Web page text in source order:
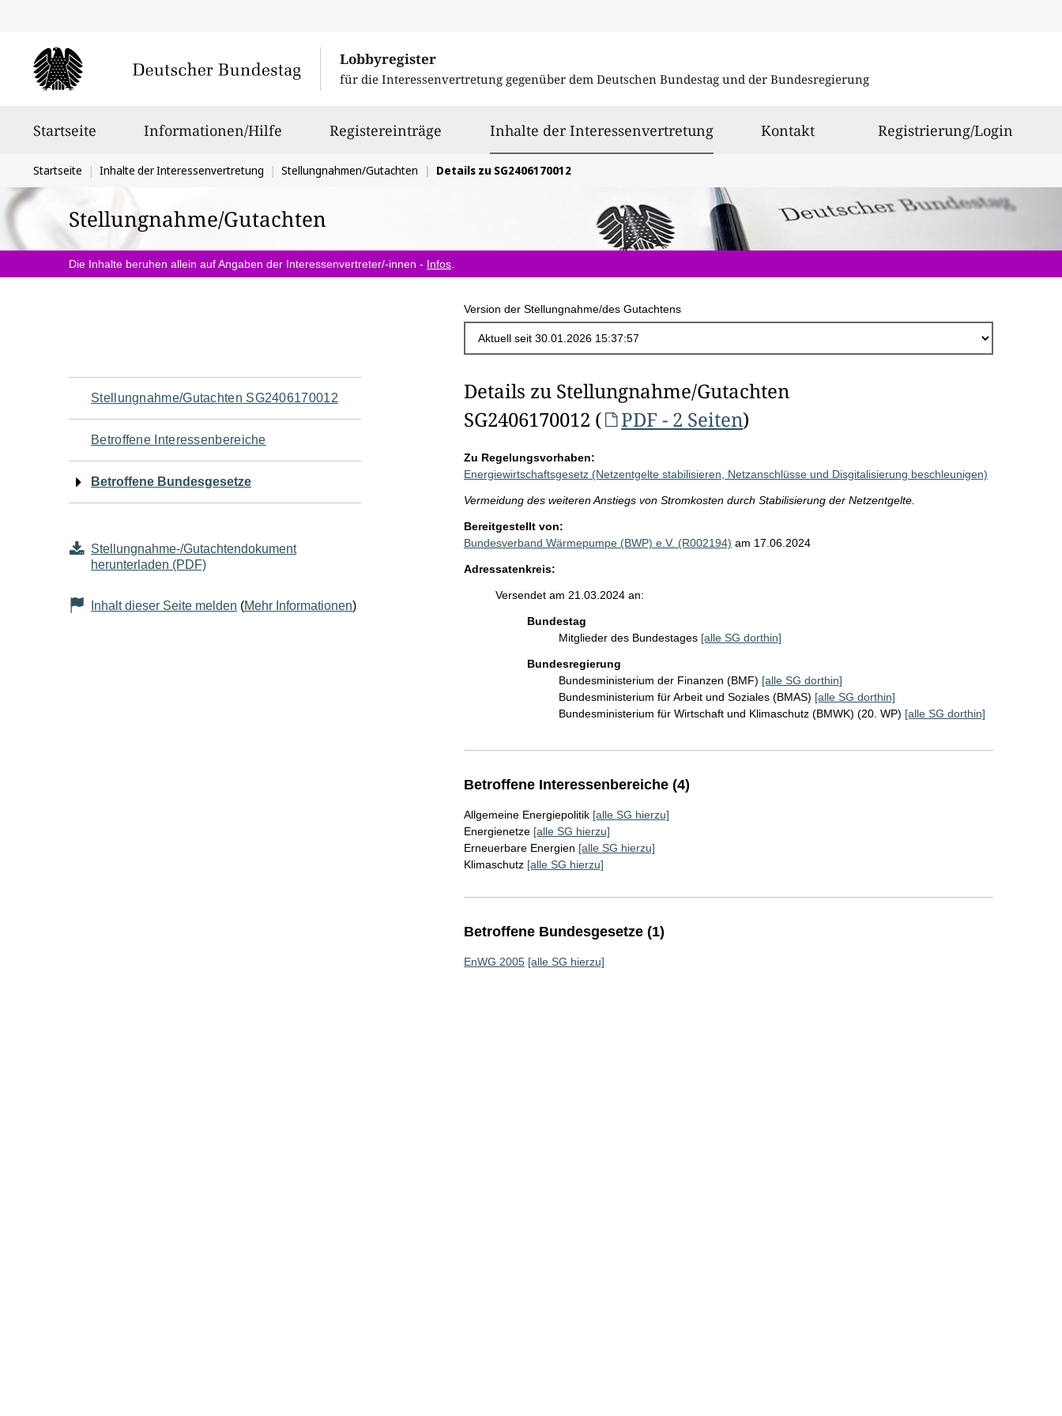
Lobbyregister
für die Interessenvertretung gegenüber dem Deutschen Bundestag und der Bundesregierung
Startseite Informationen/Hilfe Registereinträge Inhalte der Interessenvertretungausgewählt
Kontakt Registrierung/Login
Sie
befinden
sich
hier:
Startseite Inhalte der Interessenvertretung Stellungnahmen/Gutachten Details zu SG2406170012
Stellungnahme/Gutachten
Die Inhalte beruhen allein auf Angaben der Interessenvertreter/-innen - Infos
Version der Stellungnahme/des Gutachtens
Navigation
für
den
Seiteninhalt
Stellungnahme/Gutachten SG2406170012
Betroffene Interessenbereiche
Betroffene Bundesgesetze
Stellungnahme-/Gutachtendokument
herunterladen (PDF)
Inhalt dieser Seite melden (Mehr Informationen)
Details zu Stellungnahme/Gutachten
SG2406170012 (
PDF - 2 Seiten)
Zu Regelungsvorhaben:
Energiewirtschaftsgesetz (Netzentgelte stabilisieren, Netzanschlüsse und Disgitalisierung beschleunigen)
Vermeidung des weiteren Anstiegs von Stromkosten durch Stabilisierung der Netzentgelte.
Bereitgestellt von:
Bundesverband Wärmepumpe (BWP) e.V. (R002194) am 17.06.2024
Adressatenkreis:
Versendet am 21.03.2024 an:
Bundestag
Mitglieder des Bundestages [alle SG dorthin]
Bundesregierung
Bundesministerium der Finanzen (BMF) [alle SG dorthin]
Bundesministerium für Arbeit und Soziales (BMAS) [alle SG dorthin]
Bundesministerium für Wirtschaft und Klimaschutz (BMWK) (20. WP) [alle SG dorthin]
Betroffene Interessenbereiche (4)
Allgemeine Energiepolitik [alle SG hierzu]
Energienetze [alle SG hierzu]
Erneuerbare Energien [alle SG hierzu]
Klimaschutz [alle SG hierzu]
Betroffene Bundesgesetze (1)
EnWG 2005 [alle SG hierzu]